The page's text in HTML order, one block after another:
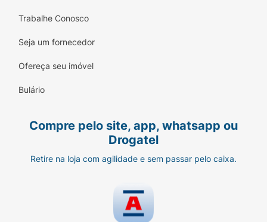
Trabalhe Conosco
Seja um fornecedor
Ofereça seu imóvel
Bulário
Compre pelo site, app, whatsapp ou
Drogatel
Retire na loja com agilidade e sem passar pelo caixa.